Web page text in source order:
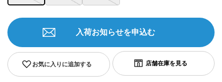
お気に入りに追加する
入荷お知らせを申込む